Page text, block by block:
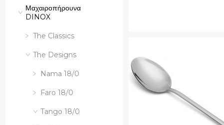
Μαχαιροπήρουνα
DINOX
The Classics
The Designs
Nama 18/0
Faro 18/0
Tango 18/0